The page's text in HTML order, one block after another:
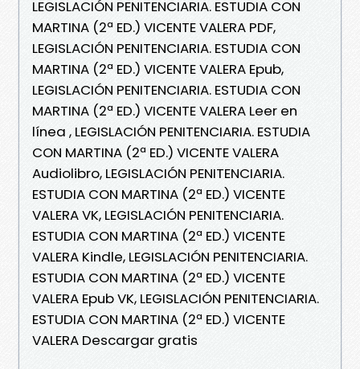
LEGISLACIÓN PENITENCIARIA. ESTUDIA CON
MARTINA (2ª ED.) VICENTE VALERA PDF,
LEGISLACIÓN PENITENCIARIA. ESTUDIA CON
MARTINA (2ª ED.) VICENTE VALERA Epub,
LEGISLACIÓN PENITENCIARIA. ESTUDIA CON
MARTINA (2ª ED.) VICENTE VALERA Leer en
línea , LEGISLACIÓN PENITENCIARIA. ESTUDIA
CON MARTINA (2ª ED.) VICENTE VALERA
Audiolibro, LEGISLACIÓN PENITENCIARIA.
ESTUDIA CON MARTINA (2ª ED.) VICENTE
VALERA VK, LEGISLACIÓN PENITENCIARIA.
ESTUDIA CON MARTINA (2ª ED.) VICENTE
VALERA Kindle, LEGISLACIÓN PENITENCIARIA.
ESTUDIA CON MARTINA (2ª ED.) VICENTE
VALERA Epub VK, LEGISLACIÓN PENITENCIARIA.
ESTUDIA CON MARTINA (2ª ED.) VICENTE
VALERA Descargar gratis